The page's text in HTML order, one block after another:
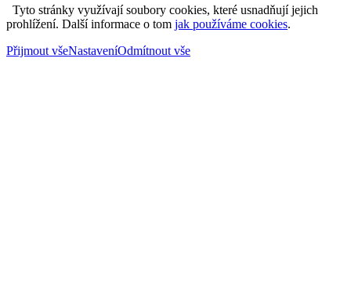
Tyto stránky využívají soubory cookies, které usnadňují jejich
prohlížení. Další informace o tom jak používáme cookies.
Přijmout všeNastaveníOdmítnout vše